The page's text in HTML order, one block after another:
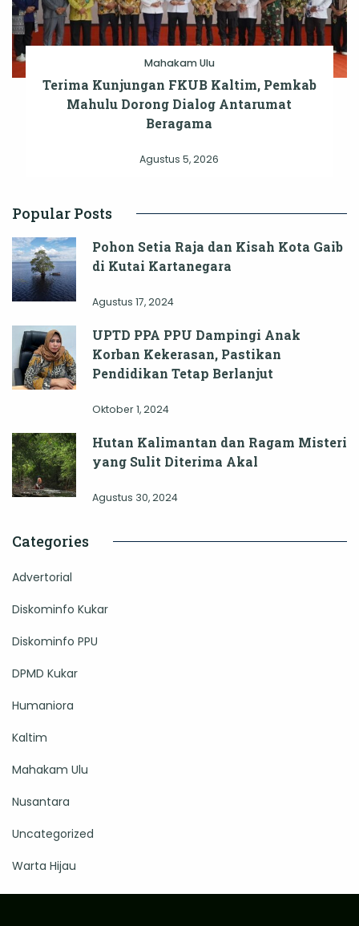
Mahakam Ulu
Terima Kunjungan FKUB Kaltim, Pemkab
Mahulu Dorong Dialog Antarumat
Beragama
Agustus 5, 2026
Popular Posts
Pohon Setia Raja dan Kisah Kota Gaib
di Kutai Kartanegara
Agustus 17, 2024
UPTD PPA PPU Dampingi Anak
Korban Kekerasan, Pastikan
Pendidikan Tetap Berlanjut
Oktober 1, 2024
Hutan Kalimantan dan Ragam Misteri
yang Sulit Diterima Akal
Agustus 30, 2024
Categories
Advertorial
Diskominfo Kukar
Diskominfo PPU
DPMD Kukar
Humaniora
Kaltim
Mahakam Ulu
Nusantara
Uncategorized
Warta Hijau